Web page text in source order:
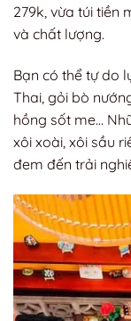
279k, vừa túi tiền
và chất lượng.
Bạn có thể tự do
Thai, gỏi bò
hồng sốt me…
xôi xoài, xôi sầu
đem đến trải